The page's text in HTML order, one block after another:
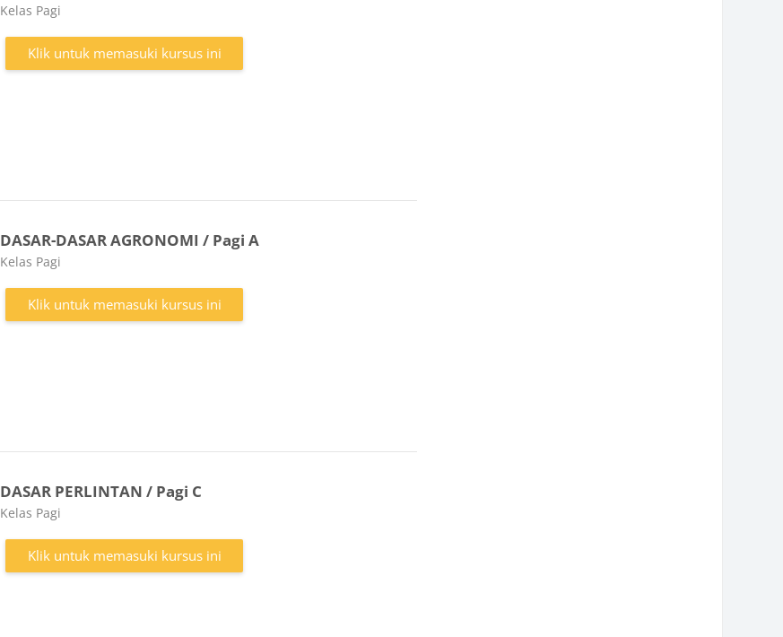
Kategori kursus
Kelas Pagi
Klik untuk memasuki kursus ini
DASAR-DASAR AGRONOMI / Pagi A
Kategori kursus
Kelas Pagi
Klik untuk memasuki kursus ini
DASAR PERLINTAN / Pagi C
Kategori kursus
Kelas Pagi
Klik untuk memasuki kursus ini